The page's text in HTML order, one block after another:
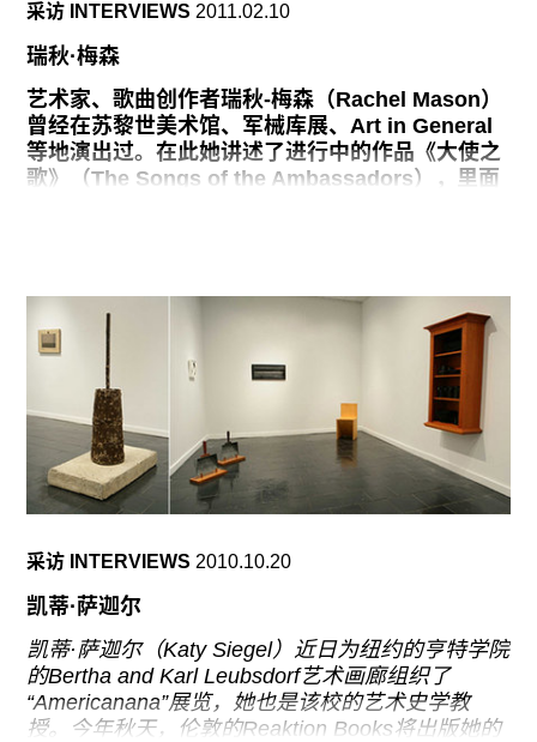
件在作品里看起来非常柔韧，光滑。那些作画时，
油漆未干的表现主义大手笔绘画，似乎很难容下那
些重量级的锤子和钳子。虽然这些画并不大，但却
很吸引人。有一些素描画的是钳子，很有意思，创
作者从不同角度着手，表现了其作画时的观看过
程，通过对所描绘之物的凝视观察，产生了柏格森
所说的生命冲动。70年代早期，当李本人成为自身
采访 INTERVIEWS 2011.02.10
瑞秋·梅森
艺术家、歌曲创作者瑞秋-梅森（Rachel Mason）
曾经在苏黎世美术馆、军械库展、Art in General
等地演出过。在此她讲述了进行中的作品《大使之
歌》（The Songs of the Ambassadors），里面
《大使之歌》（THE SONGS OF THE
AMBASSADORS）始于2004年冬天，
当时我看到
了一则关于伊拉克伤亡人数的新闻。我以为会看到
更多，结果新闻广播忽然中断了，画面上出现一群
人，在为竞技场上的两只足球队欢呼。我换了频
道，想看到更多关于战争的报道。很想知道伤亡人
数究竟为多少？三千么？记不清了。我努力回想战
争开始的时间。不知道做些什么才能阻止它。于是
我参加了抗议集会，但这只是一场战争。世上还有
争在继续啊。
于是我开始琢磨布什总统这个人。我很想知道，他
脑袋里究竟在想什么？他的世界是什么样子的？他
是怎样做出那些决定的？对此我能做些什么呢？后
来，我觉得自己可以像玩木偶一样，去摆弄这些世
界领导人。如果他们足够小，小到我可以捏在手中
采访 INTERVIEWS 2010.10.20
凯蒂·萨迦尔
凯蒂·萨迦尔（Katy Siegel）近日为纽约的亨特学院
的Bertha and Karl Leubsdorf艺术画廊组织了
“Americanana”展览，她也是该校的艺术史学教
授。今年秋天，伦敦的Reaktion Books将出版她的